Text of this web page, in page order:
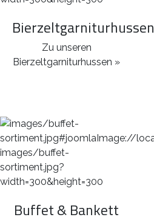
Bierzeltgarniturhussen
Zu unseren
Bierzeltgarniturhussen »
Buffet & Bankett